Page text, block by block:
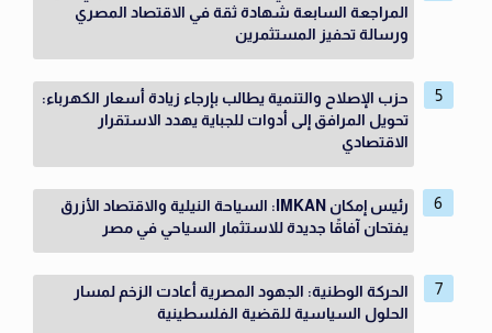
المراجعة السابعة شهادة ثقة في الاقتصاد المصري
ورسالة تحفيز المستثمرين
حزب الإصلاح والتنمية يطالب بإرجاء زيادة أسعار الكهرباء:
تحويل المرافق إلى أدوات للجباية يهدد الاستقرار
الاقتصادي
رئيس إمكان IMKAN: السياحة النيلية والاقتصاد الأزرق
يفتحان آفاقًا جديدة للاستثمار السياحي في مصر
الحركة الوطنية: الجهود المصرية أعادت الزخم لمسار
الحلول السياسية للقضية الفلسطينية